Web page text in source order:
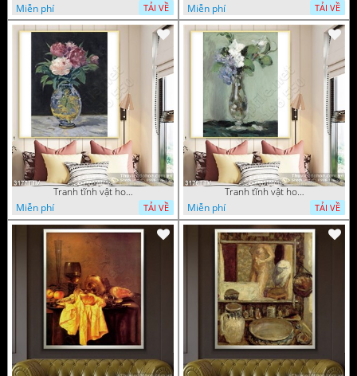
Miễn phí
TẢI VỀ
Miễn phí
TẢI VỀ
Tranh tĩnh vật hoa quả sơn dầu nghệ thuật
Miễn phí
TẢI VỀ
Tranh tĩnh vật hoa quả sơn dầu trang trí tường
Miễn phí
TẢI VỀ